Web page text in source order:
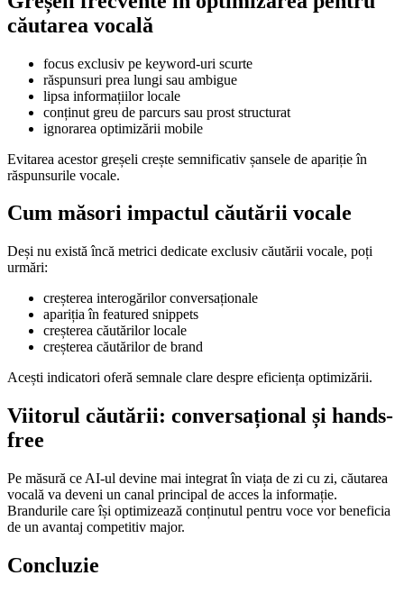
căutarea vocală
focus exclusiv pe keyword-uri scurte
răspunsuri prea lungi sau ambigue
lipsa informațiilor locale
conținut greu de parcurs sau prost structurat
ignorarea optimizării mobile
Evitarea acestor greșeli crește semnificativ șansele de apariție în
răspunsurile vocale.
Cum măsori impactul căutării vocale
Deși nu există încă metrici dedicate exclusiv căutării vocale, poți
urmări:
creșterea interogărilor conversaționale
apariția în featured snippets
creșterea căutărilor locale
creșterea căutărilor de brand
Acești indicatori oferă semnale clare despre eficiența optimizării.
Viitorul căutării: conversațional și hands-
free
Pe măsură ce AI-ul devine mai integrat în viața de zi cu zi, căutarea
vocală va deveni un canal principal de acces la informație.
Brandurile care își optimizează conținutul pentru voce vor beneficia
de un avantaj competitiv major.
Concluzie